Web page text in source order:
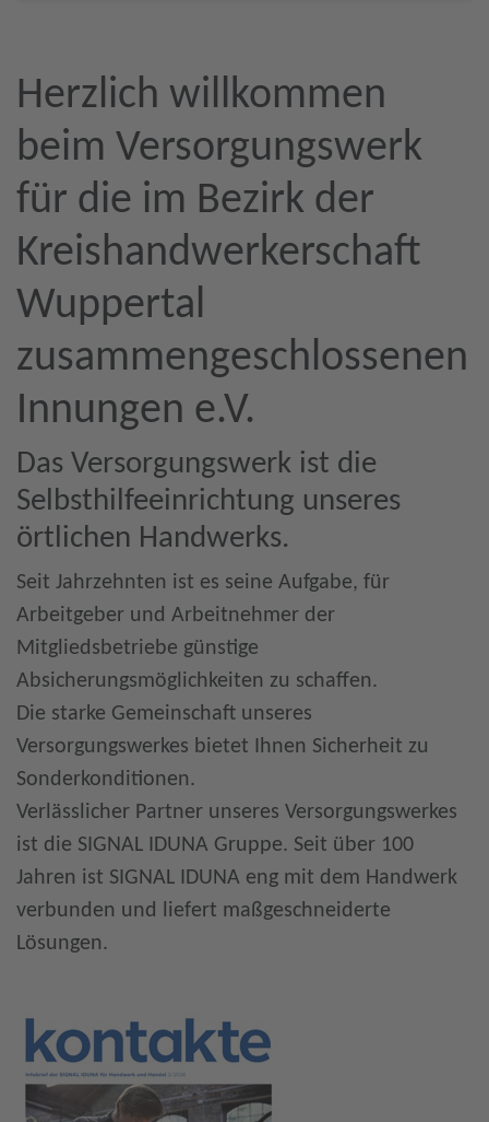
Herzlich willkommen
beim Versorgungswerk
für die im Bezirk der
Kreishandwerkerschaft
Wuppertal
zusammengeschlossenen
Innungen e.V.
Das Versorgungswerk ist die
Selbsthilfeeinrichtung unseres
örtlichen Handwerks.
Seit Jahrzehnten ist es seine Aufgabe, für
Arbeitgeber und Arbeitnehmer der
Mitgliedsbetriebe günstige
Absicherungsmöglichkeiten zu schaffen.
Die starke Gemeinschaft unseres
Versorgungswerkes bietet Ihnen Sicherheit zu
Sonderkonditionen.
Verlässlicher Partner unseres Versorgungswerkes
ist die SIGNAL IDUNA Gruppe. Seit über 100
Jahren ist SIGNAL IDUNA eng mit dem Handwerk
verbunden und liefert maßgeschneiderte
Lösungen.